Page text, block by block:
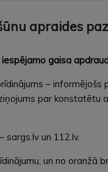
apraides
gaisa
– informējošs
par konstatētu
un 112.lv.
un no oranžā